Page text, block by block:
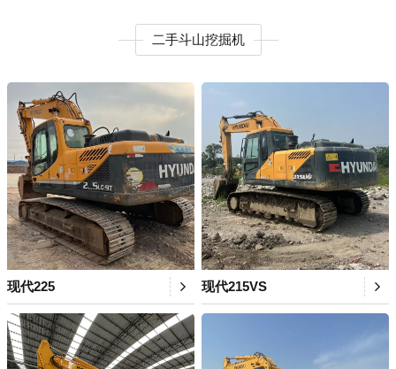
二手斗山挖掘机
现代225 现代215VS